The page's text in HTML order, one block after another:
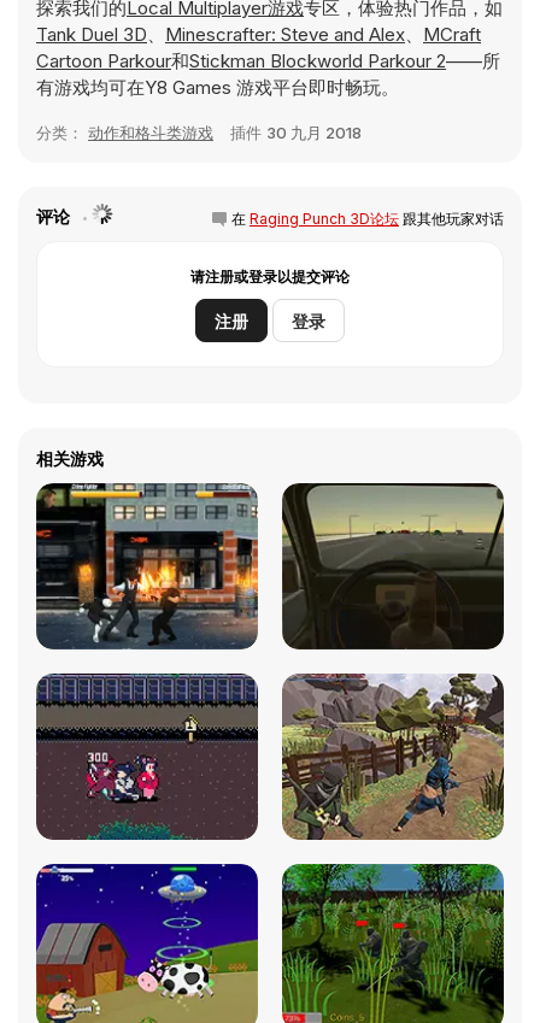
探索我们的Local Multiplayer游戏专区，体验热门作品，如
Tank Duel 3D、 Minescrafter: Steve and Alex、 MCraft
Cartoon Parkour和Stickman Blockworld Parkour 2——所
有游戏均可在Y8 Games 游戏平台即时畅玩。
分类： 动作和格斗类游戏 插件 30 九月 2018
评论 在 Raging Punch 3D论坛 跟其他玩家对话
请注册或登录以提交评论
注册 登录
相关游戏